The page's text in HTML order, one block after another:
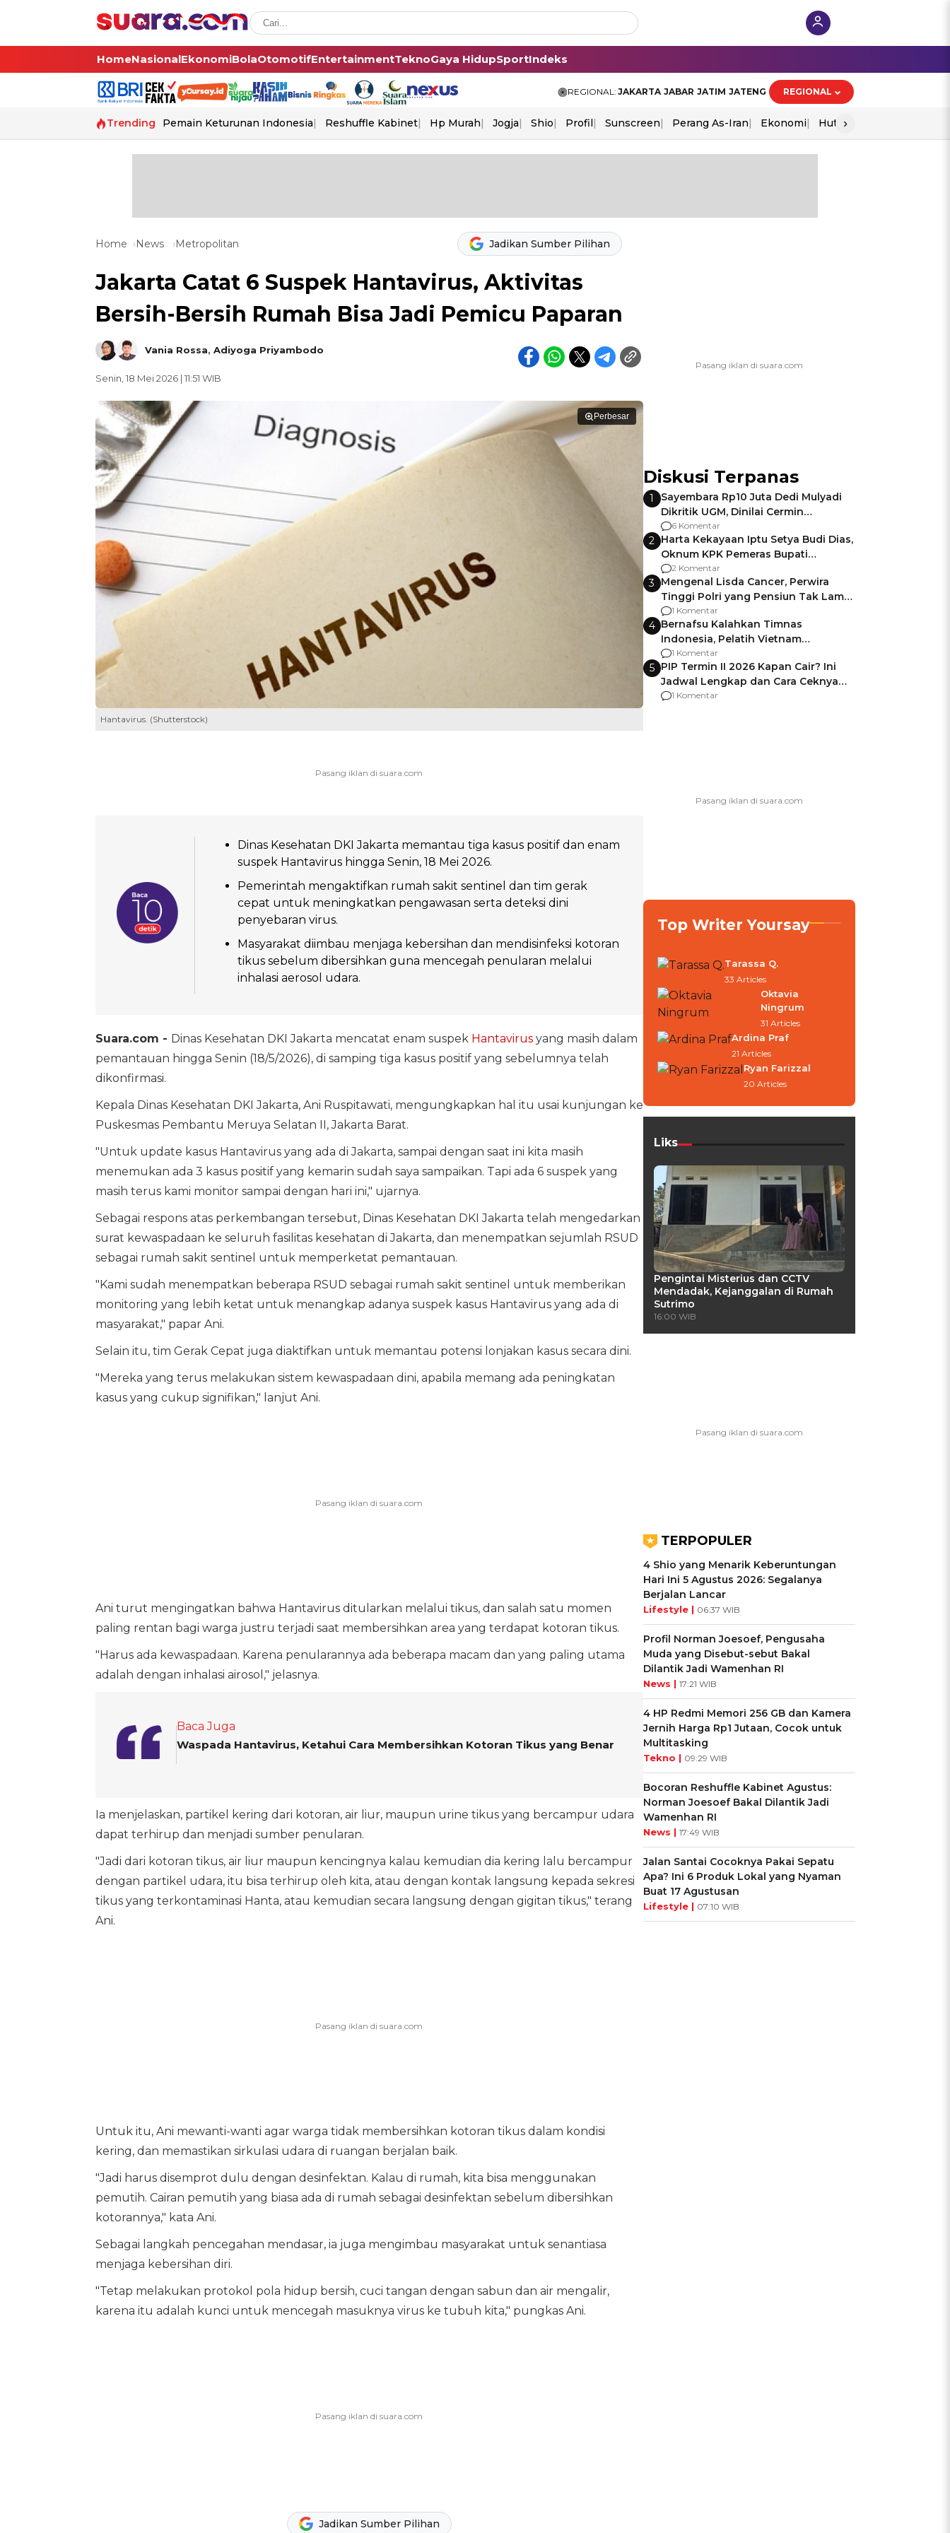
HomeNasionalEkonomiBolaOtomotifEntertainmentTeknoGaya HidupSportIndeks
REGIONAL: JAKARTA JABAR JATIM JATENG REGIONAL
Trending Pemain Keturunan Indonesia Reshuffle Kabinet Hp Murah Jogja Shio Profil Sunscreen Perang As-Iran Ekonomi Hut Ri
›
Home News Metropolitan Jadikan Sumber Pilihan
Jakarta Catat 6 Suspek Hantavirus, Aktivitas
Bersih-Bersih Rumah Bisa Jadi Pemicu Paparan
Vania Rossa, Adiyoga Priyambodo
Senin, 18 Mei 2026 | 11:51 WIB
Perbesar
Hantavirus. (Shutterstock)
Dinas Kesehatan DKI Jakarta memantau tiga kasus positif dan enam
suspek Hantavirus hingga Senin, 18 Mei 2026.
Pemerintah mengaktifkan rumah sakit sentinel dan tim gerak
cepat untuk meningkatkan pengawasan serta deteksi dini
penyebaran virus.
Masyarakat diimbau menjaga kebersihan dan mendisinfeksi kotoran
tikus sebelum dibersihkan guna mencegah penularan melalui
inhalasi aerosol udara.
Suara.com - Dinas Kesehatan DKI Jakarta mencatat enam suspek Hantavirusyang masih dalam
pemantauan hingga Senin (18/5/2026), di samping tiga kasus positif yang sebelumnya telah
dikonfirmasi.
Kepala Dinas Kesehatan DKI Jakarta, Ani Ruspitawati, mengungkapkan hal itu usai kunjungan ke
Puskesmas Pembantu Meruya Selatan II, Jakarta Barat.
"Untuk update kasus Hantavirus yang ada di Jakarta, sampai dengan saat ini kita masih
menemukan ada 3 kasus positif yang kemarin sudah saya sampaikan. Tapi ada 6 suspek yang
masih terus kami monitor sampai dengan hari ini," ujarnya.
Sebagai respons atas perkembangan tersebut, Dinas Kesehatan DKI Jakarta telah mengedarkan
surat kewaspadaan ke seluruh fasilitas kesehatan di Jakarta, dan menempatkan sejumlah RSUD
sebagai rumah sakit sentinel untuk memperketat pemantauan.
"Kami sudah menempatkan beberapa RSUD sebagai rumah sakit sentinel untuk memberikan
monitoring yang lebih ketat untuk menangkap adanya suspek kasus Hantavirus yang ada di
masyarakat," papar Ani.
Selain itu, tim Gerak Cepat juga diaktifkan untuk memantau potensi lonjakan kasus secara dini.
"Mereka yang terus melakukan sistem kewaspadaan dini, apabila memang ada peningkatan
kasus yang cukup signifikan," lanjut Ani.
Ani turut mengingatkan bahwa Hantavirus ditularkan melalui tikus, dan salah satu momen
paling rentan bagi warga justru terjadi saat membersihkan area yang terdapat kotoran tikus.
"Harus ada kewaspadaan. Karena penularannya ada beberapa macam dan yang paling utama
adalah dengan inhalasi airosol," jelasnya.
Baca Juga
Waspada Hantavirus, Ketahui Cara Membersihkan Kotoran Tikus yang Benar
Ia menjelaskan, partikel kering dari kotoran, air liur, maupun urine tikus yang bercampur udara
dapat terhirup dan menjadi sumber penularan.
"Jadi dari kotoran tikus, air liur maupun kencingnya kalau kemudian dia kering lalu bercampur
dengan partikel udara, itu bisa terhirup oleh kita, atau dengan kontak langsung kepada sekresi
tikus yang terkontaminasi Hanta, atau kemudian secara langsung dengan gigitan tikus," terang
Ani.
Untuk itu, Ani mewanti-wanti agar warga tidak membersihkan kotoran tikus dalam kondisi
kering, dan memastikan sirkulasi udara di ruangan berjalan baik.
"Jadi harus disemprot dulu dengan desinfektan. Kalau di rumah, kita bisa menggunakan
pemutih. Cairan pemutih yang biasa ada di rumah sebagai desinfektan sebelum dibersihkan
kotorannya," kata Ani.
Sebagai langkah pencegahan mendasar, ia juga mengimbau masyarakat untuk senantiasa
menjaga kebersihan diri.
"Tetap melakukan protokol pola hidup bersih, cuci tangan dengan sabun dan air mengalir,
karena itu adalah kunci untuk mencegah masuknya virus ke tubuh kita," pungkas Ani.
Jadikan Sumber Pilihan
Diskusi Terpanas
1
Sayembara Rp10 Juta Dedi Mulyadi
Dikritik UGM, Dinilai Cermin
Gagalnya Negara Jamin Keamanan
6 Komentar
2 Harta Kekayaan Iptu Setya Budi Dias,
Oknum KPK Pemeras Bupati
Pemalang
2 Komentar
3 Mengenal Lisda Cancer, Perwira
Tinggi Polri yang Pensiun Tak Lama
Usai Jadi Brigjen
1 Komentar
4 Bernafsu Kalahkan Timnas
Indonesia, Pelatih Vietnam
Berencana Pakai Jimat di Pakansari
1 Komentar
5 PIP Termin II 2026 Kapan Cair? Ini
Jadwal Lengkap dan Cara Ceknya
agar Dana Tidak Hangus!
1 Komentar
Top Writer Yoursay
Tarassa Q.
33 Articles
Oktavia
Ningrum
31 Articles
Ardina Praf
21 Articles
Ryan Farizzal
20 Articles
Liks
Pengintai Misterius dan CCTV
Mendadak, Kejanggalan di Rumah
Sutrimo
16:00 WIB
TERPOPULER
4 Shio yang Menarik Keberuntungan
Hari Ini 5 Agustus 2026: Segalanya
Berjalan Lancar
Lifestyle | 06:37 WIB
Profil Norman Joesoef, Pengusaha
Muda yang Disebut-sebut Bakal
Dilantik Jadi Wamenhan RI
News | 17:21 WIB
4 HP Redmi Memori 256 GB dan Kamera
Jernih Harga Rp1 Jutaan, Cocok untuk
Multitasking
Tekno | 09:29 WIB
Bocoran Reshuffle Kabinet Agustus:
Norman Joesoef Bakal Dilantik Jadi
Wamenhan RI
News | 17:49 WIB
Jalan Santai Cocoknya Pakai Sepatu
Apa? Ini 6 Produk Lokal yang Nyaman
Buat 17 Agustusan
Lifestyle | 07:10 WIB